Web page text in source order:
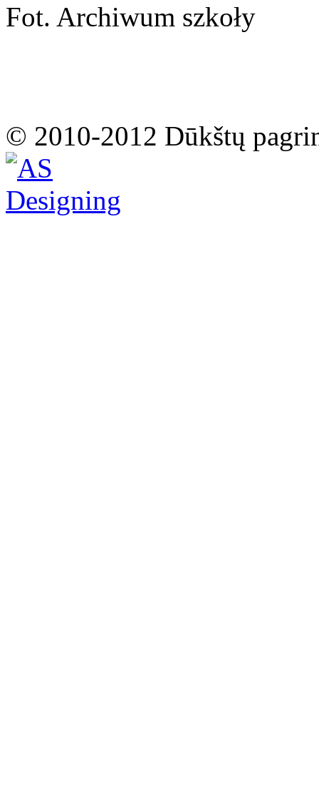
Fot. Archiwum szkoły
© 2010-2012 Dūkštų